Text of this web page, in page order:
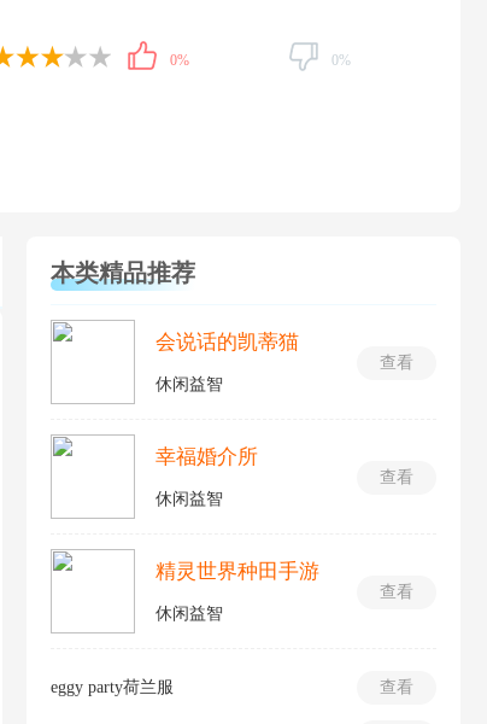
0% 0%
本类精品推荐
查看
会说话的凯蒂猫
休闲益智
查看
幸福婚介所
休闲益智
查看
精灵世界种田手游
休闲益智
查看
eggy party荷兰服